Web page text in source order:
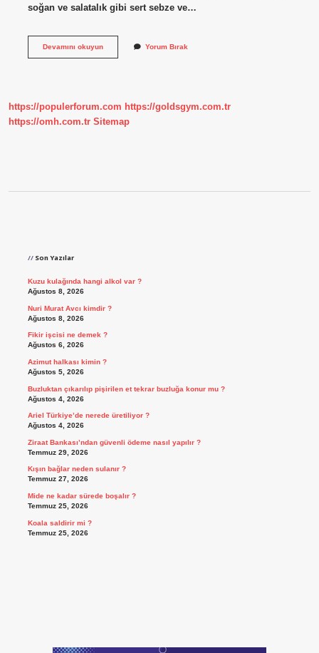
soğan ve salatalık gibi sert sebze ve…
Devamını okuyunDiş
Yorum Bırak
https://populerforum.com https://goldsgym.com.tr
https://omh.com.tr Sitemap
Son Yazılar
Kuzu kulağında hangi alkol var ?
Ağustos 8, 2026
Nuri Murat Avcı kimdir ?
Ağustos 8, 2026
Fikir işcisi ne demek ?
Ağustos 6, 2026
Azimut halkası kimin ?
Ağustos 5, 2026
Buzluktan çıkarılıp pişirilen et tekrar buzluğa konur mu ?
Ağustos 4, 2026
Ariel Türkiye’de nerede üretiliyor ?
Ağustos 4, 2026
Ziraat Bankası’ndan güvenli ödeme nasıl yapılır ?
Temmuz 29, 2026
Kışın bağlar neden sulanır ?
Temmuz 27, 2026
Mide ne kadar sürede boşalır ?
Temmuz 25, 2026
Koala saldirir mi ?
Temmuz 25, 2026